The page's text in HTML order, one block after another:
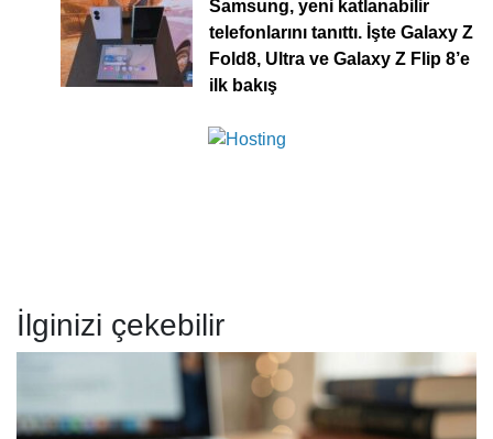
Samsung, yeni katlanabilir
telefonlarını tanıttı. İşte Galaxy Z
Fold8, Ultra ve Galaxy Z Flip 8’e
ilk bakış
İlginizi çekebilir